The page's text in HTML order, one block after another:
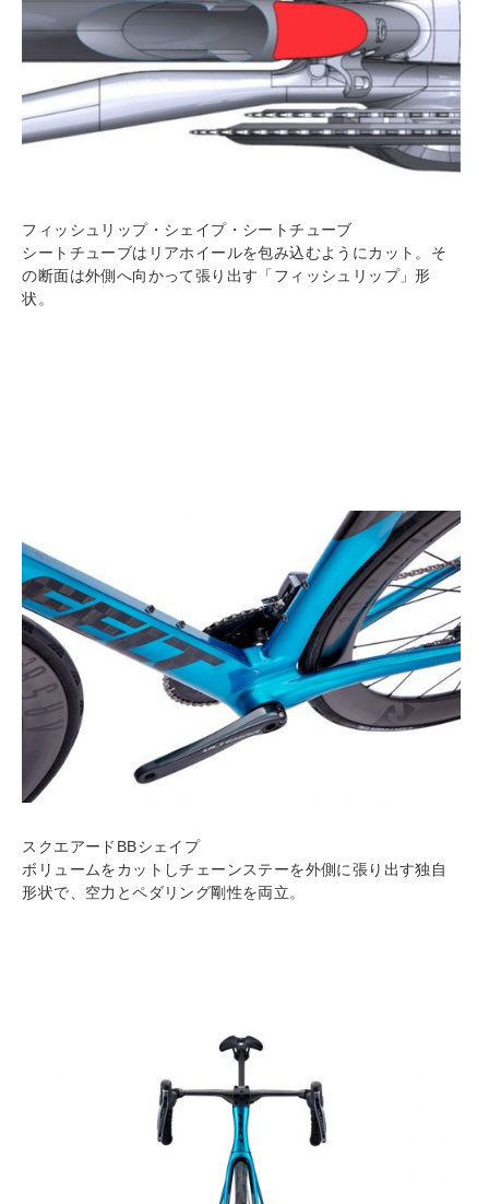
フィッシュリップ・シェイプ・シートチューブ
シートチューブはリアホイールを包み込むようにカット。そ
の断面は外側へ向かって張り出す「フィッシュリップ」形
状。
スクエアードBBシェイプ
ボリュームをカットしチェーンステーを外側に張り出す独自
形状で、空力とペダリング剛性を両立。